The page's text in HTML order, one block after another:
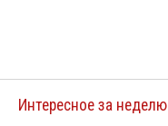
Интересное за неделю